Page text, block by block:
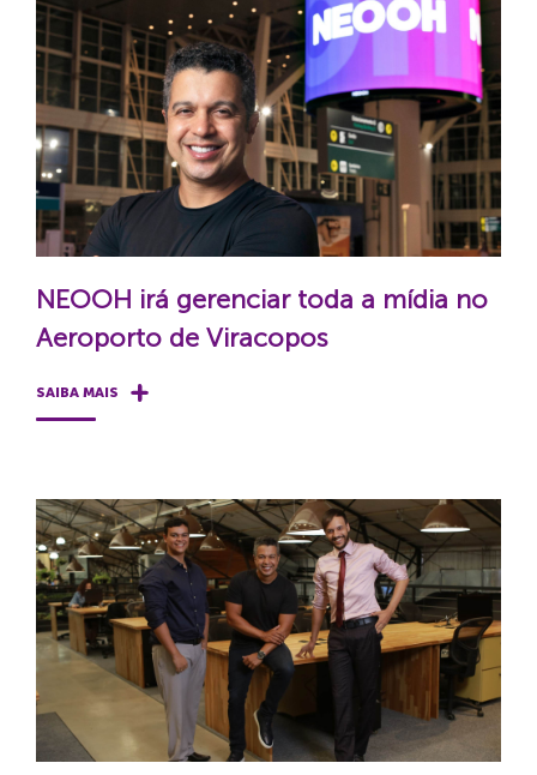
NEOOH irá gerenciar toda a mídia no
Aeroporto de Viracopos
SAIBA MAIS